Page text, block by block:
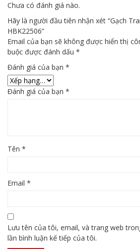
Chưa có đánh giá nào.
Hãy là người đầu tiên nhận xét “Gạch
HBK22506”
Email của bạn sẽ không được hiển thị
buộc được đánh dấu *
Đánh giá của bạn *
Đánh giá của bạn *
Tên *
Email *
Lưu tên của tôi, email, và trang web
lần bình luận kế tiếp của tôi.